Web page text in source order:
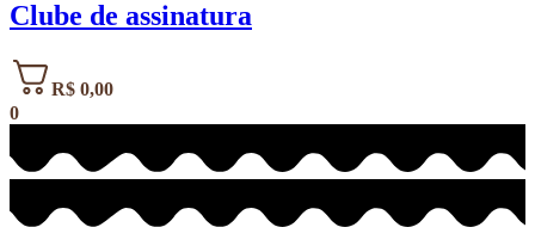
Clube de assinatura
0
R$ 0,00